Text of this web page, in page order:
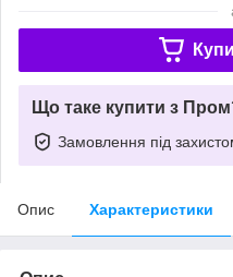
Що таке купити з
Замовлення під
Опис Характеристики